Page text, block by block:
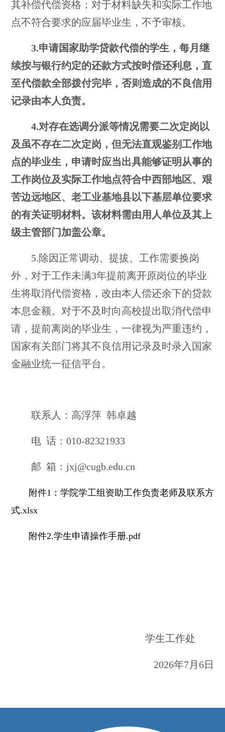
其补偿代偿资格；对于材料缺失和实际工作地
点不符合要求的应届毕业生，不予审核。
3.申请国家助学贷款代偿的学生，每月继
续按与银行约定的还款方式按时偿还利息，直
至代偿款全部拨付完毕，否则造成的不良信用
记录由本人负责。
4.对存在选调分派等情况需要二次定岗以
及虽不存在二次定岗，但无法直观鉴别工作地
点的毕业生，申请时应当出具能够证明从事的
工作岗位及实际工作地点符合中西部地区、艰
苦边远地区、老工业基地县以下基层单位要求
的有关证明材料。该材料需由用人单位及其上
级主管部门加盖公章。
5.除因正常调动、提拔、工作需要换岗
外，对于工作未满3年提前离开原岗位的毕业
生将取消代偿资格，改由本人偿还余下的贷款
本息金额。对于不及时向高校提出取消代偿申
请，提前离岗的毕业生，一律视为严重违约，
国家有关部门将其不良信用记录及时录入国家
金融业统一征信平台。
联系人：高浮萍 韩卓越
电 话： 010-82321933
邮 箱： jxj@cugb.edu.cn
附件1：学院学工组资助工作负责老师及联系方
式.xlsx
附件2.学生申请操作手册.pdf
学生工作处
2026年7月6日